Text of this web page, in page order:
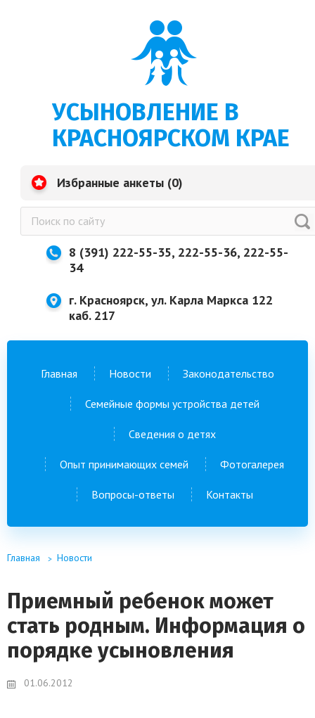
УСЫНОВЛЕНИЕ В
КРАСНОЯРСКОМ КРАЕ
Избранные анкеты (0)
8 (391) 222-55-35, 222-55-36, 222-55-
34
г. Красноярск, ул. Карла Маркса 122
каб. 217
Главная Новости Законодательство
Семейные формы устройства детей
Сведения о детях
Опыт принимающих семей Фотогалерея
Вопросы-ответы Контакты
Главная Новости
Приемный ребенок может
стать родным. Информация о
порядке усыновления
01.06.2012